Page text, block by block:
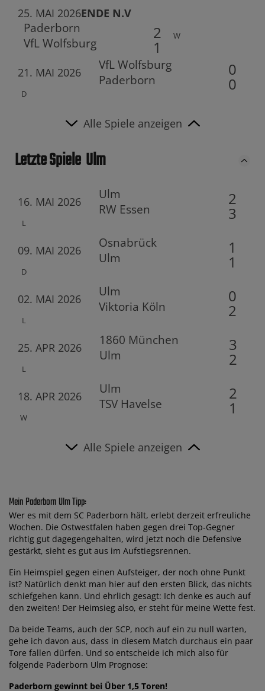
25. MAI 2026ENDE N.V
Paderborn
VfL Wolfsburg
2
1
W
21. MAI 2026
VfL Wolfsburg
Paderborn
0
0
D
Alle Spiele anzeigen
Letzte Spiele Ulm
16. MAI 2026
Ulm
RW Essen
2
3
L
09. MAI 2026
Osnabrück
Ulm
1
1
D
02. MAI 2026
Ulm
Viktoria Köln
0
2
L
25. APR 2026
1860 München
Ulm
3
2
L
18. APR 2026
Ulm
TSV Havelse
2
1
W
Alle Spiele anzeigen
Mein Paderborn Ulm Tipp:
Wer es mit dem SC Paderborn hält, erlebt derzeit erfreuliche
Wochen. Die Ostwestfalen haben gegen drei Top-Gegner
richtig gut dagegengehalten, wird jetzt noch die Defensive
gestärkt, sieht es gut aus im Aufstiegsrennen.
Ein Heimspiel gegen einen Aufsteiger, der noch ohne Punkt
ist? Natürlich denkt man hier auf den ersten Blick, das nichts
schiefgehen kann. Und ehrlich gesagt: Ich denke es auch auf
den zweiten! Der Heimsieg also, er steht für meine Wette fest.
Da beide Teams, auch der SCP, noch auf ein zu null warten,
gehe ich davon aus, dass in diesem Match durchaus ein paar
Tore fallen dürfen. Und so entscheide ich mich also für
folgende Paderborn Ulm Prognose:
Paderborn gewinnt bei Über 1,5 Toren!